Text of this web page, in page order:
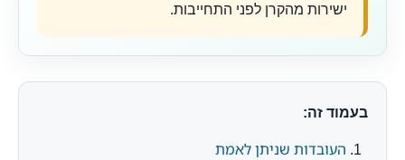
ישירות מהקרן לפני התחייבות.
בעמוד זה:
העובדות שניתן לאמת